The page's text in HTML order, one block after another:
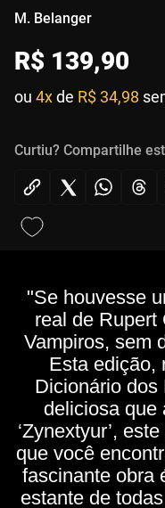
M. Belanger
R$ 139,90
ou 4xde R$ 34,98
Curtiu? Compartilhe
"Se houvesse
real de Rupert
Vampiros, sem
Esta edição,
Dicionário dos
deliciosa que
‘Zynextyur’,
que você
fascinante obra
estante de